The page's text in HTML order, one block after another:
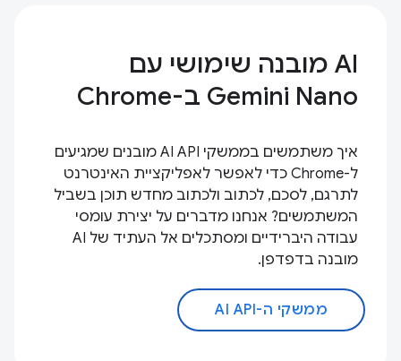
AI מובנה שימושי עם
Gemini Nano ב-Chrome
איך משתמשים בממשקי AI API מובנים שמגיעים
ל-Chrome כדי לאפשר לאפליקציית האינטרנט
לתרגם, לסכם, לכתוב ולכתוב מחדש תוכן בשביל
המשתמשים? אנחנו מדברים על יצירת עומסי
עבודה היברידיים ומסתכלים אל העתיד של AI
מובנה בדפדפן.
ממשקי ה-AI API